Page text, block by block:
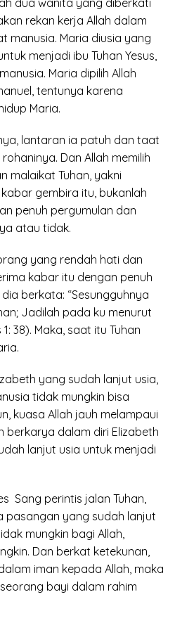
rekan kerja Allah dalam
manusia. Maria diusia yang
menjadi ibu Tuhan Yesus,
Maria dipilih Allah
tentunya karena
Maria.
lantaran ia patuh dan taat
Dan Allah memilih
malaikat Tuhan, yakni
gembira itu, bukanlah
penuh pergumulan dan
atau tidak.
yang rendah hati dan
kabar itu dengan penuh
berkata: “Sesungguhnya
Jadilah pada ku menurut
38). Maka, saat itu Tuhan
yang sudah lanjut usia,
tidak mungkin bisa
kuasa Allah jauh melampaui
berkarya dalam diri Elizabeth
lanjut usia untuk menjadi
Sang perintis jalan Tuhan,
pasangan yang sudah lanjut
mungkin bagi Allah,
Dan berkat ketekunan,
iman kepada Allah, maka
bayi dalam rahim